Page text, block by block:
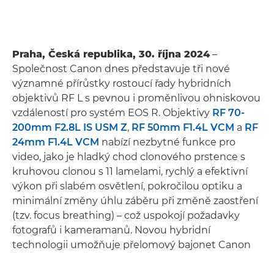
Praha, Česká republika, 30. října 2024 –
Společnost Canon dnes představuje tři nové
významné přírůstky rostoucí řady hybridních
objektivů RF L s pevnou i proměnlivou ohniskovou
vzdáleností pro systém EOS R. Objektivy RF 70-
200mm F2.8L IS USM Z, RF 50mm F1.4L VCM a RF
24mm F1.4L VCM nabízí nezbytné funkce pro
video, jako je hladký chod clonového prstence s
kruhovou clonou s 11 lamelami, rychlý a efektivní
výkon při slabém osvětlení, pokročilou optiku a
minimální změny úhlu záběru při změně zaostření
(tzv. focus breathing) – což uspokojí požadavky
fotografů i kameramanů. Novou hybridní
technologii umožňuje přelomový bajonet Canon